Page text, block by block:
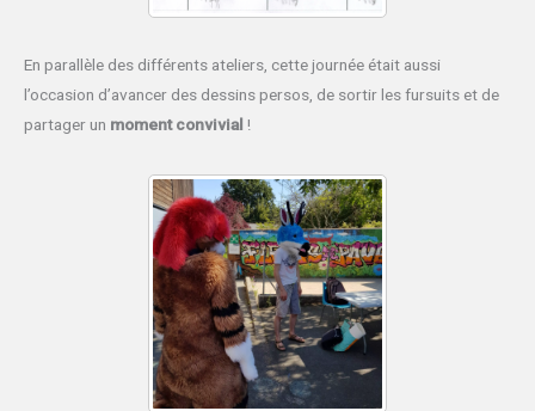
En parallèle des différents ateliers, cette journée était aussi
l’occasion d’avancer des dessins persos, de sortir les fursuits et de
partager un moment convivial !